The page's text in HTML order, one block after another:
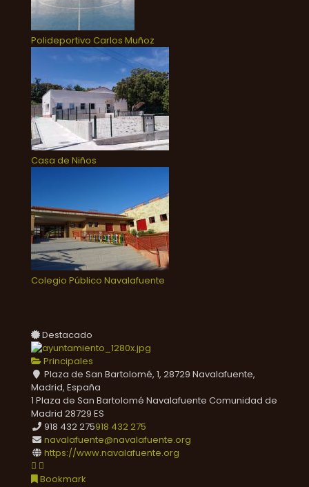
Polideportivo Carlos Muñoz
Casa de Niños
Colegio Público Navalafuente
Destacado
Principales
Plaza de San Bartolomé, 1, 28729 Navalafuente,
Madrid, España
1 Plaza de San Bartolomé Navalafuente Comunidad de
Madrid 28729 ES
918 432 275918 432 275
navalafuente@navalafuente.org
https://www.navalafuente.org
Bookmark